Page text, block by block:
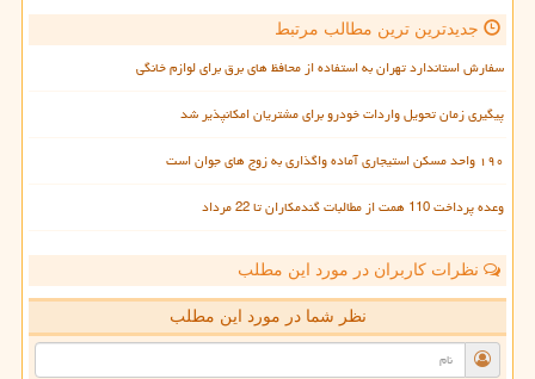
جدیدترین ترین مطالب مرتبط
سفارش استاندارد تهران به استفاده از محافظ های برق برای لوازم خانگی
پیگیری زمان تحویل واردات خودرو برای مشتریان امکانپذیر شد
۱۹۰ واحد مسکن استیجاری آماده واگذاری به زوج های جوان است
وعده پرداخت 110 همت از مطالبات گندمکاران تا 22 مرداد
نظرات کاربران در مورد این مطلب
نظر شما در مورد این مطلب